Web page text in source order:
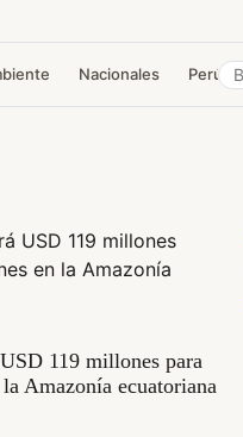
Nacionales Perú
119 millones para
Amazonía ecuatoriana